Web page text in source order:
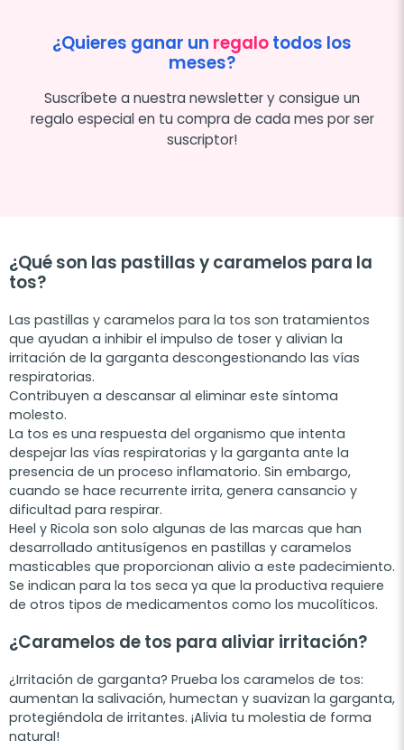
¿Quieres ganar un regalotodos los
meses?
Suscríbete a nuestra newsletter y consigue un
regalo especial en tu compra de cada mes por ser
suscriptor!
¿Qué son las pastillas y caramelos para la
tos?
Las pastillas y caramelos para la tos son tratamientos
que ayudan a inhibir el impulso de toser y alivian la
irritación de la garganta descongestionando las vías
respiratorias.
Contribuyen a descansar al eliminar este síntoma
molesto.
La tos es una respuesta del organismo que intenta
despejar las vías respiratorias y la garganta ante la
presencia de un proceso inflamatorio. Sin embargo,
cuando se hace recurrente irrita, genera cansancio y
dificultad para respirar.
Heel y Ricola son solo algunas de las marcas que han
desarrollado antitusígenos en pastillas y caramelos
masticables que proporcionan alivio a este padecimiento.
Se indican para la tos seca ya que la productiva requiere
de otros tipos de medicamentos como los mucolíticos.
¿Caramelos de tos para aliviar irritación?
¿Irritación de garganta? Prueba los caramelos de tos:
aumentan la salivación, humectan y suavizan la garganta,
protegiéndola de irritantes. ¡Alivia tu molestia de forma
natural!